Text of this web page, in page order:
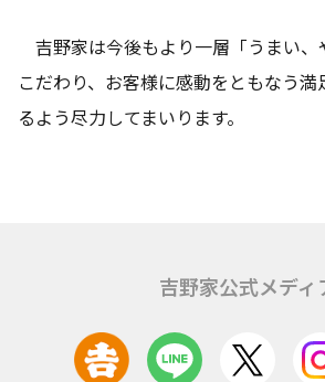
吉野家は今後もより一層「うまい、
こだわり、お客様に感動をともなう
るよう尽力してまいります。
吉野家公式メディ